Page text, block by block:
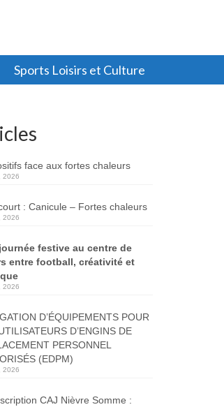
Sports Loisirs et Culture
face aux fortes chaleurs
2026
: Canicule – Fortes chaleurs
2026
festive au centre de
entre football, créativité et
2026
D’ÉQUIPEMENTS POUR
D’ENGINS DE
PERSONNEL
(EDPM)
2026
CAJ Nièvre Somme :